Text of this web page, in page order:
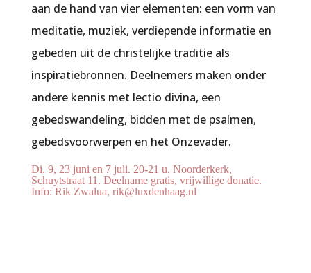
aan de hand van vier elementen: een vorm van
meditatie, muziek, verdiepende informatie en
gebeden uit de christelijke traditie als
inspiratiebronnen. Deelnemers maken onder
andere kennis met lectio divina, een
gebedswandeling, bidden met de psalmen,
gebedsvoorwerpen en het Onzevader.
Di. 9, 23 juni en 7 juli. 20-21 u. Noorderkerk,
Schuytstraat 11. Deelname gratis, vrijwillige donatie.
Info: Rik Zwalua, rik@luxdenhaag.nl